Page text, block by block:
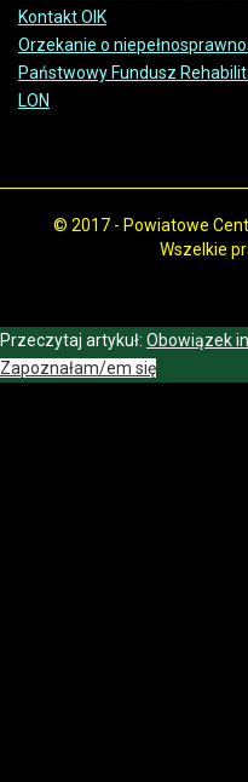
Kontakt OIK
Orzekanie o
Państwowy Fundusz
LON
© 2017 - Powiatowe
Wszelkie
Przeczytaj artykuł: Obowiązek
Zapoznałam/em się